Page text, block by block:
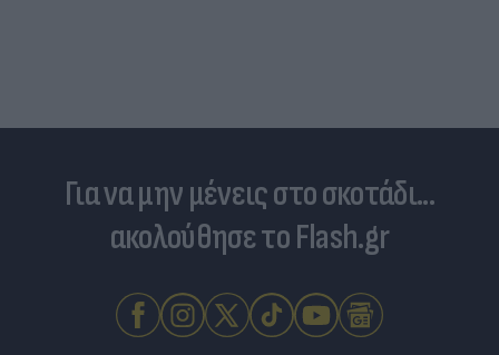
Για να μην μένεις στο σκοτάδι...
ακολούθησε το Flash.gr